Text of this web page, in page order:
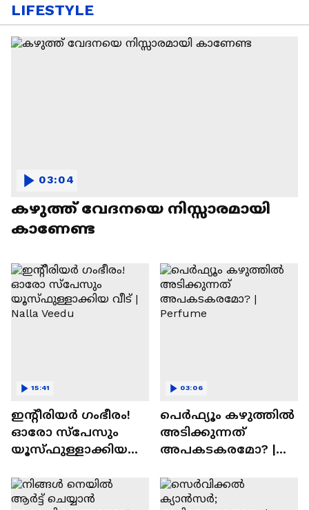
LIFESTYLE
കഴുത്ത് വേദനയെ നിസ്സാരമായി
കാണേണ്ട
03:04
ഇന്റീരിയർ ഗംഭീരം!
ഓരോ സ്‌പേസും
യൂസ്ഫുള്ളാക്കിയ
15:41
പെർഫ്യൂം കഴുത്തിൽ
അടിക്കുന്നത്
അപകടകരമോ? |
03:06